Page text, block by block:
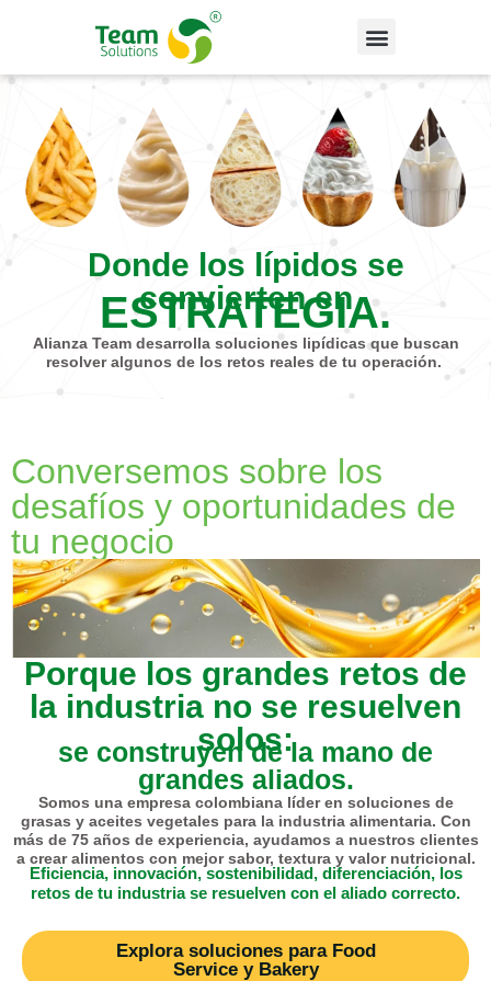
Donde los lípidos se
convierten en
ESTRATEGIA.
Alianza Team desarrolla soluciones lipídicas que buscan
resolver algunos de los retos reales de tu operación.
Conversemos sobre los
desafíos y oportunidades de
tu negocio
Porque los grandes retos de
la industria no se resuelven
solos:
se construyen de la mano de
grandes aliados.
Somos una empresa colombiana líder en soluciones de
grasas y aceites vegetales para la industria alimentaria. Con
más de 75 años de experiencia, ayudamos a nuestros clientes
a crear alimentos con mejor sabor, textura y valor nutricional.
Eficiencia, innovación, sostenibilidad, diferenciación, los
retos de tu industria se resuelven con el aliado correcto.
Explora soluciones para Food
Service y Bakery